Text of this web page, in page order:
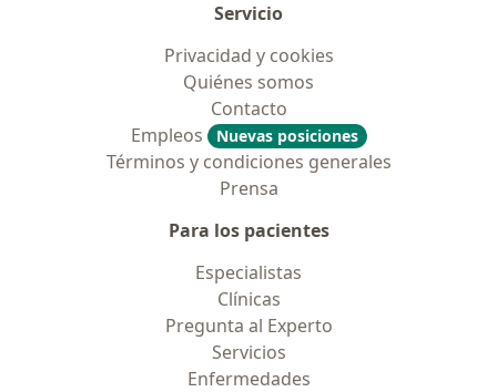
Servicio
Privacidad y cookies
Quiénes somos
Contacto
Empleos
Nuevas posiciones
Términos y condiciones generales
Prensa
Para los pacientes
Especialistas
Clínicas
Pregunta al Experto
Servicios
Enfermedades